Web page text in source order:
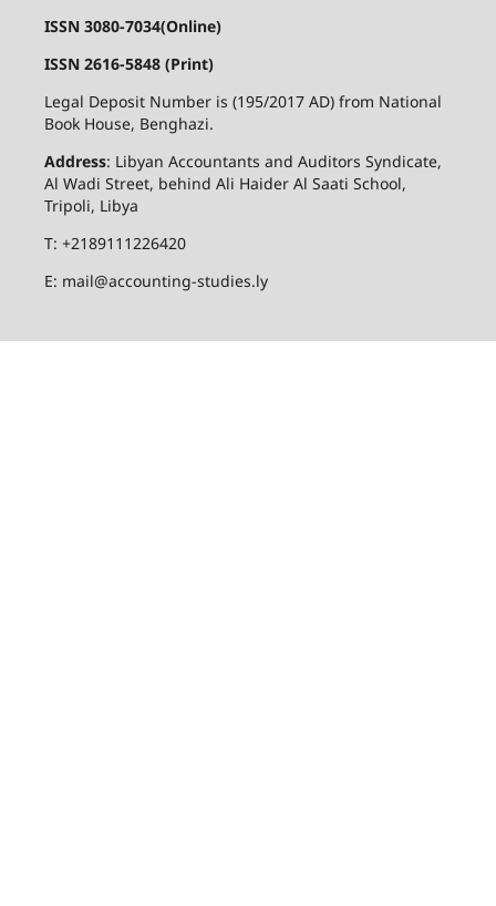
ISSN 3080-7034(Online)
ISSN 2616-5848 (Print)
Legal Deposit Number is (195/2017 AD) from National
Book House, Benghazi.
Address: Libyan Accountants and Auditors Syndicate,
Al Wadi Street, behind Ali Haider Al Saati School,
Tripoli, Libya
T: +2189111226420
E: mail@accounting-studies.ly